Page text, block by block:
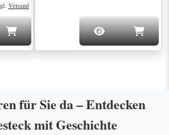
Versand
für Sie da – Entdecken
mit Geschichte